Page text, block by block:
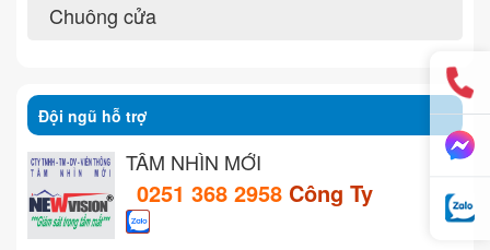
Chuông cửa
Đội ngũ hỗ trợ
TẦM NHÌN MỚI
0251 368 2958 Công Ty